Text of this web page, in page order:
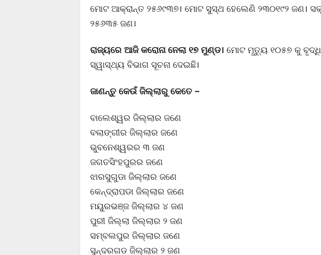
ମୋଟ ଆକ୍ରାନ୍ତ ୨୫୬୯୩୭। ମୋଟ ସୁସ୍ଥ ହେଲେଣି ୨୩୦୧୯୨ ଜଣ।
୨୫୬୩୫ ଜଣ।
ରାଜ୍ୟରେ ଆଜି କରୋନା ନେଲା ୧୭ ମୁଣ୍ଡ। ମୋଟ ମୃତ୍ୟୁ ୧୦୫୭ କୁ ବୃଦ୍ଧି
ସ୍ୱାସ୍ଥ୍ୟ ବିଭାଗ ସୂଚନା ଦେଇଛି।
ଜାଣନ୍ତୁ କେଉଁ ଜିଲ୍ଲାରୁ କେତେ –
ବାଲେଶ୍ୱର ଜିଲ୍ଲାର ଜଣେ
ବଲାଙ୍ଗୀର ଜିଲ୍ଲାର ଜଣେ
ଭୁବନେଶ୍ୱରର ୩ ଜଣ
ଜଗତସିଂହପୁରର ଜଣେ
ଝାରସୁଗୁଡା ଜିଲ୍ଲାର ଜଣେ
କେନ୍ଦ୍ରାପଡା ଜିଲ୍ଲାର ଜଣେ
ମୟୁରଭଞ୍ଜ ଜିଲ୍ଲାର ୪ ଜଣ
ପୁରୀ ଜିଲ୍ଲା ଜିଲ୍ଲାର ୨ ଜଣ
ସମ୍ବଲପୁର ଜିଲ୍ଲାର ଜଣେ
ସୁନ୍ଦରଗଡ ଜିଲ୍ଲାର ୨ ଜଣ